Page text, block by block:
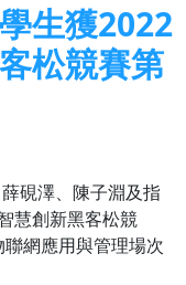
生獲2022
松競賽第
硯澤、陳子淵及指
慧創新黑客松競
網應用與管理場次